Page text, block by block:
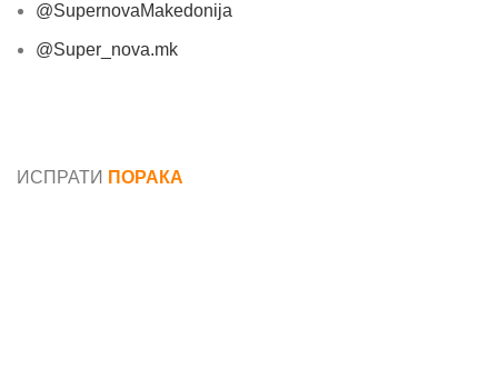
@SupernovaMakedonija
@Super_nova.mk
ИСПРАТИ ПОРАКА